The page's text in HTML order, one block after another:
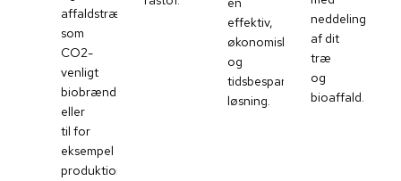
affaldstræ
som
CO2-
venligt
biobrændsel
eller
til for
eksempel
produktion
effektiv,
økonomisk
og
tidsbesparenden
løsning.
neddeling
af dit
træ
og
bioaffald.